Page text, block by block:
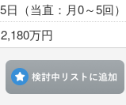
日（当直：月0～5回）
万円